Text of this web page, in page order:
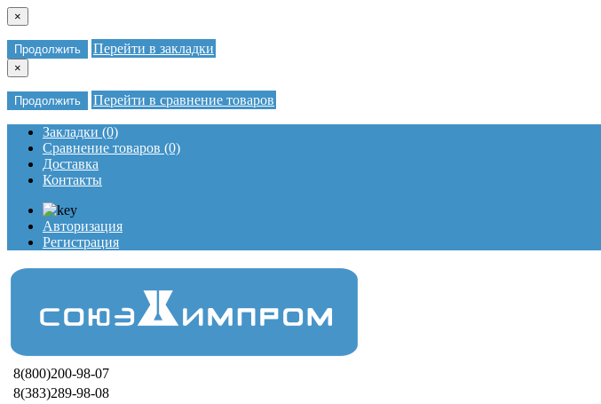
×
Продолжить Перейти в закладки
×
Продолжить Перейти в сравнение товаров
Закладки (0)
Сравнение товаров (0)
Доставка
Контакты
Авторизация
Регистрация
8(800)200-98-07
8(383)289-98-08